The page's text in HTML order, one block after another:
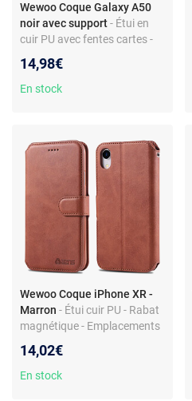
Wewoo Coque Galaxy A50
noir avec support- Étui en
cuir PU avec fentes cartes -
incroyable - Accès facile aux
ports
14,98€
En stock
Wewoo Coque iPhone XR -
Marron - Étui cuir PU - Rabat
magnétique - Emplacements
14,02€
En stock